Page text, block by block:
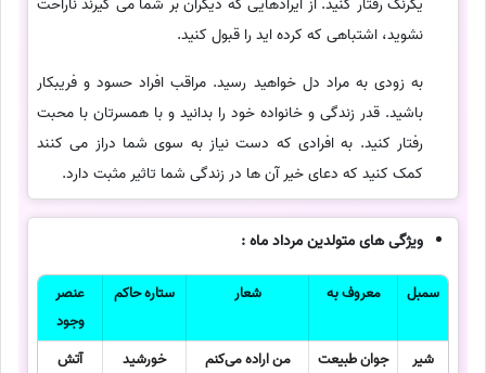
یکرنگ رفتار کنید. از ایرادهایی که دیگران بر شما می گیرند ناراحت
نشوید، اشتباهی که کرده اید را قبول کنید.
به زودی به مراد دل خواهید رسید. مراقب افراد حسود و فریبکار
باشید. قدر زندگی و خانواده خود را بدانید و با همسرتان با محبت
رفتار کنید. به افرادی که دست نیاز به سوی شما دراز می کنند
کمک کنید که دعای خیر آن ها در زندگی شما تاثیر مثبت دارد.
ویژگی های متولدین مرداد ماه :
سمبل معروف به شعار ستاره حاکم
عنصر
وجود
شیر
جوان طبیعت من اراده می‌کنم خورشید
آتش